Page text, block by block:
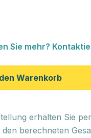
Sie mehr?
Warenkorb
erhalten Sie
berechneten